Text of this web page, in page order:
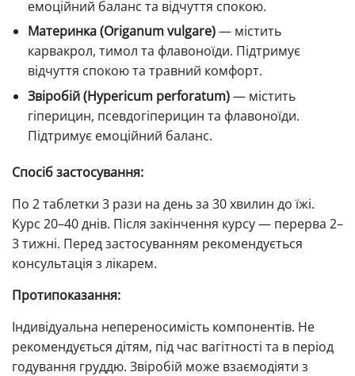
емоційний баланс та відчуття спокою.
Материнка (Origanum vulgare)— містить
карвакрол, тимол та флавоноїди. Підтримує
відчуття спокою та травний комфорт.
Звіробій (Hypericum perforatum)— містить
гіперицин, псевдогіперицин та флавоноїди.
Підтримує емоційний баланс.
Спосіб застосування:
По 2 таблетки 3 рази на день за 30 хвилин до їжі.
Курс 20–40 днів. Після закінчення курсу — перерва 2–
3 тижні. Перед застосуванням рекомендується
консультація з лікарем.
Протипоказання:
Індивідуальна непереносимість компонентів. Не
рекомендується дітям, під час вагітності та в період
годування груддю. Звіробій може взаємодіяти з